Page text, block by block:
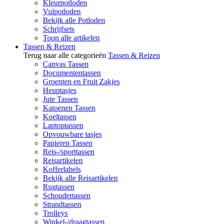
Kleurpotloden
Vulpotloden
Bekijk alle Potloden
Schrijfsets
Toon alle artikelen
Tassen & Reizen
Terug naar alle categorieën Tassen & Reizen
Canvas Tassen
Documententassen
Groenten en Fruit Zakjes
Heuptasjes
Jute Tassen
Katoenen Tassen
Koeltassen
Laptoptassen
Opvouwbare tasjes
Papieren Tassen
Reis-/sporttassen
Reisartikelen
Kofferlabels
Bekijk alle Reisartikelen
Rugtassen
Schoudertassen
Strandtassen
Trolleys
Winkel-/draagtassen